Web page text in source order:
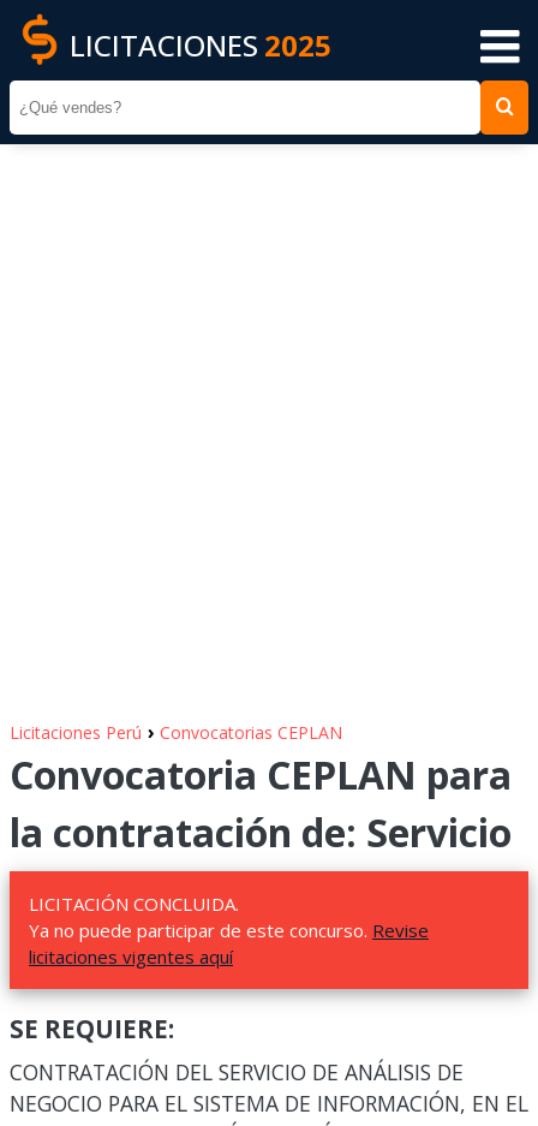
LICITACIONES 2025
Licitaciones Perú › Convocatorias CEPLAN
Convocatoria CEPLAN para
la contratación de: Servicio
LICITACIÓN CONCLUIDA.
Ya no puede participar de este concurso. Revise
licitaciones vigentes aquí
SE REQUIERE:
CONTRATACIÓN DEL SERVICIO DE ANÁLISIS DE
NEGOCIO PARA EL SISTEMA DE INFORMACIÓN, EN EL